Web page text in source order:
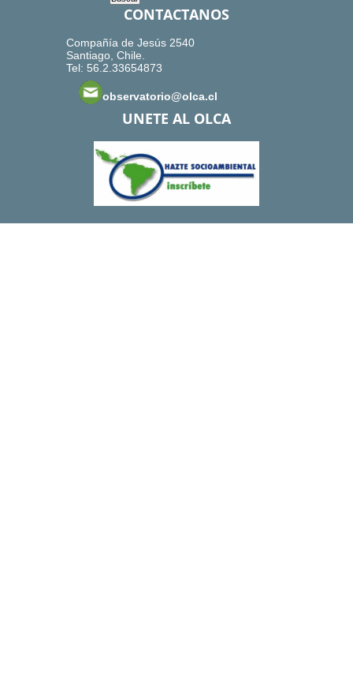
CONTACTANOS
Compañía de Jesús 2540
Santiago, Chile.
Tel: 56.2.33654873
observatorio@olca.cl
UNETE AL OLCA